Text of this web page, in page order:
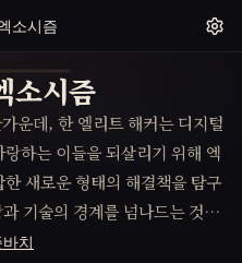
소시즘
소시즘
운데, 한 엘리트 해커는 디지털
하는 이들을 되살리기 위해 엑
새로운 형태의 해결책을 탐구
기술의 경계를 넘나드는 것이
로운 희망을 불어넣는다.
치